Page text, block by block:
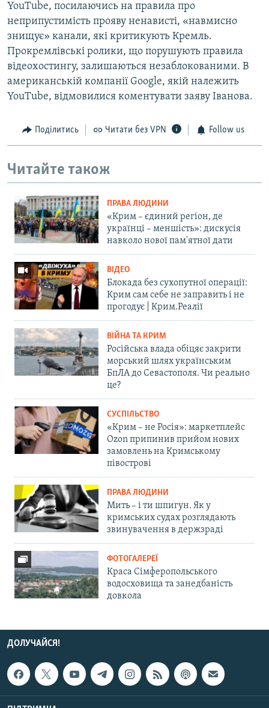
YouTube, посилаючись на правила про
неприпустимість прояву ненависті, «навмисно
знищує» канали, які критикують Кремль.
Прокремлівські ролики, що порушують правила
відеохостингу, залишаються незаблокованими. В
американській компанії Google, якій належить
YouTube, відмовилися коментувати заяву Іванова.
Поділитись Читати без VPN Follow us
Читайте також
ПРАВА ЛЮДИНИ
«Крим – єдиний регіон, де
українці – меншість»: дискусія
навколо нової пам'ятної дати
ВІДЕО
Блокада без сухопутної операції:
Крим сам себе не заправить і не
прогодує | Крим.Реалії
ВІЙНА ТА КРИМ
Російська влада обіцяє закрити
морський шлях українським
БпЛА до Севастополя. Чи реально
це?
СУСПІЛЬСТВО
«Крим – не Росія»: маркетплейс
Ozon припинив прийом нових
замовлень на Кримському
півострові
ПРАВА ЛЮДИНИ
Мить – і ти шпигун. Як у
кримських судах розглядають
звинувачення в держзраді
ФОТОГАЛЕРЕЇ
Краса Сімферопольського
водосховища та занедбаність
довкола
ДОЛУЧАЙСЯ!